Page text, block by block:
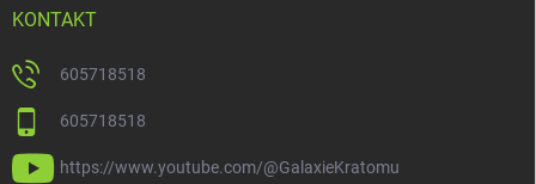
KONTAKT
605718518
605718518
https://www.youtube.com/@GalaxieKratomu